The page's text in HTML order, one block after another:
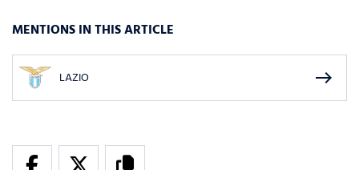
MENTIONS IN THIS ARTICLE
LAZIO east